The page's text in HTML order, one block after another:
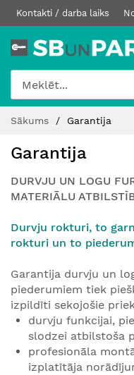
Kontakti / darba laiks
Content
Sākums Garantija
Garantija
DURVJU UN LOGU
MATERIĀLU
Durvju rokturi, to
rokturi un to
Garantija durvju un
piederumiem tiek
izpildīti sekojošie
durvju funkcijai,
slodzei atbilstoša
profesionāla
izplatītāja